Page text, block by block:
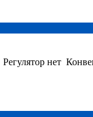
Регулятор нет